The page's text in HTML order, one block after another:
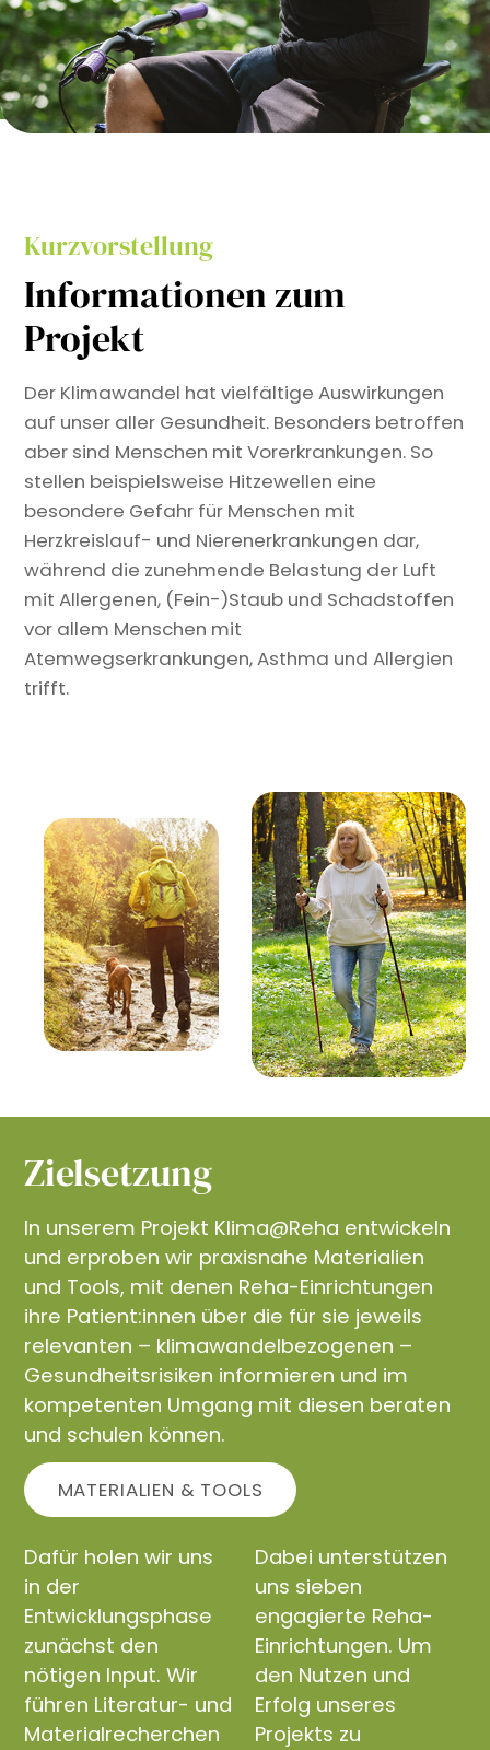
Kurzvorstellung
Informationen zum
Projekt
Der Klimawandel hat vielfältige Auswirkungen
auf unser aller Gesundheit. Besonders betroffen
aber sind Menschen mit Vorerkrankungen. So
stellen beispielsweise Hitzewellen eine
besondere Gefahr für Menschen mit
Herzkreislauf- und Nierenerkrankungen dar,
während die zunehmende Belastung der Luft
mit Allergenen, (Fein-)Staub und Schadstoffen
vor allem Menschen mit
Atemwegserkrankungen, Asthma und Allergien
trifft.
Zielsetzung
In unserem Projekt Klima@Reha entwickeln
und erproben wir praxisnahe Materialien
und Tools, mit denen Reha-Einrichtungen
ihre Patient:innen über die für sie jeweils
relevanten – klimawandelbezogenen –
Gesundheitsrisiken informieren und im
kompetenten Umgang mit diesen beraten
und schulen können.
MATERIALIEN & TOOLS
Dafür holen wir uns
in der
Entwicklungsphase
zunächst den
nötigen Input. Wir
führen Literatur- und
Materialrecherchen
Dabei unterstützen
uns sieben
engagierte Reha-
Einrichtungen. Um
den Nutzen und
Erfolg unseres
Projekts zu